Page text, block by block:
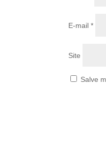
E-mail*
Site
Salve